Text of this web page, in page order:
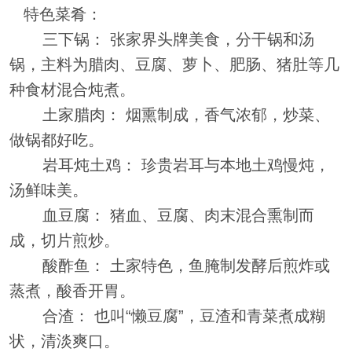
特色菜肴：
三下锅： 张家界头牌美食，分干锅和汤
锅，主料为腊肉、豆腐、萝卜、肥肠、猪肚等几
种食材混合炖煮。
土家腊肉： 烟熏制成，香气浓郁，炒菜、
做锅都好吃。
岩耳炖土鸡： 珍贵岩耳与本地土鸡慢炖，
汤鲜味美。
血豆腐： 猪血、豆腐、肉末混合熏制而
成，切片煎炒。
酸酢鱼： 土家特色，鱼腌制发酵后煎炸或
蒸煮，酸香开胃。
合渣： 也叫“懒豆腐”，豆渣和青菜煮成糊
状，清淡爽口。